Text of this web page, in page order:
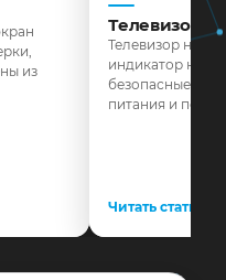
из
Телевизор
Телевизор не
индикатор не
безопасные
питания и
Читать статью